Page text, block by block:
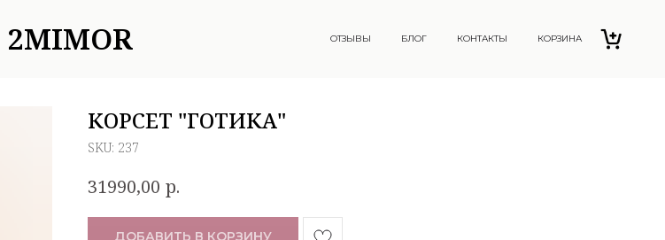
2MIMOR ОТЗЫВЫ БЛОГ КОНТАКТЫ КОРЗИНА
КОРСЕТ "ГОТИКА"
SKU: 237
31990,00 р.
ДОБАВИТЬ В КОРЗИНУ